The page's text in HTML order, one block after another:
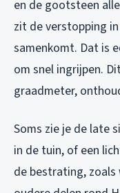
en de gootsteen
zit de verstopping
samenkomt. Dat is
om snel ingrijpen.
graadmeter,
Soms zie je de late
in de tuin, of een
de bestrating, zoals